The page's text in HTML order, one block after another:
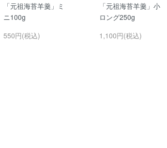
「元祖海苔羊羹」ミ
ニ100g
550円(税込)
「元祖海苔羊羹」小
ロング250g
1,100円(税込)